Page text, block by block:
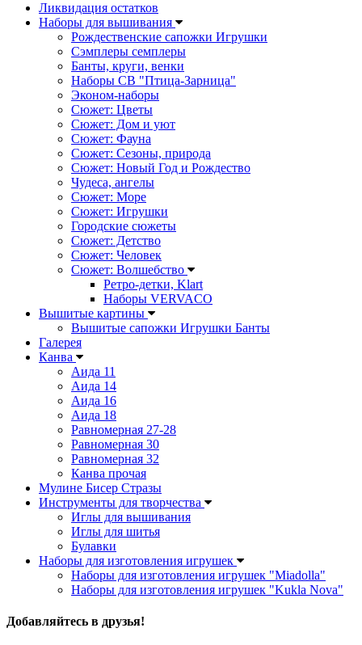
Ликвидация остатков
Наборы для вышивания
Рождественские сапожки Игрушки
Сэмплеры семплеры
Банты, круги, венки
Наборы СВ "Птица-Зарница"
Эконом-наборы
Сюжет: Цветы
Сюжет: Дом и уют
Сюжет: Фауна
Сюжет: Сезоны, природа
Сюжет: Новый Год и Рождество
Чудеса, ангелы
Сюжет: Море
Сюжет: Игрушки
Городские сюжеты
Сюжет: Детство
Сюжет: Человек
Сюжет: Волшебство
Ретро-детки, Klart
Наборы VERVACO
Вышитые картины
Вышитые сапожки Игрушки Банты
Галерея
Канва
Аида 11
Аида 14
Аида 16
Аида 18
Равномерная 27-28
Равномерная 30
Равномерная 32
Канва прочая
Мулине Бисер Стразы
Инструменты для творчества
Иглы для вышивания
Иглы для шитья
Булавки
Наборы для изготовления игрушек
Наборы для изготовления игрушек "Miadolla"
Наборы для изготовления игрушек "Kukla Nova"
Добавляйтесь в друзья!